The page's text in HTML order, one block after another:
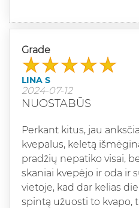
Grade
LINA S
2024-07-12
NUOSTABŪS
Perkant kitus, jau
kvepalus, keletą
pradžių nepatiko visai,
skaniai kvepėjo ir oda ir
vietoje, kad dar kelias
spintą užuosti to kvapo,